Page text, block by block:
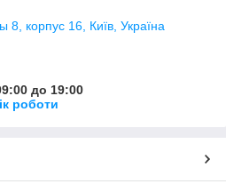
8, корпус 16, Київ, Україна
до 19:00
роботи